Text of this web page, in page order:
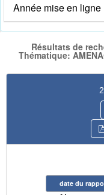
Année mise en ligne
Résultats de
Thématique:
date du